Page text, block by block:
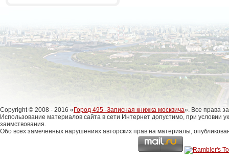
Copyright © 2008 - 2016 « Город 495 -Записная книжка москвича». Все права
Использование материалов сайта в сети Интернет допустимо, при условии
заимствования.
Обо всех замеченных нарушениях авторских прав на материалы,